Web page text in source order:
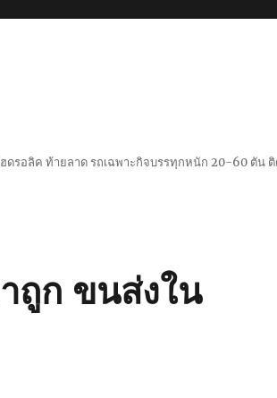
ฮดรอลิค ท้ายลาด รถเฉพาะกิจบรรทุกหนัก 20-60 ตัน
ถูก ขนส่งใน